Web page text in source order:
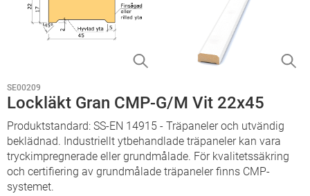
SE00209
Lockläkt Gran CMP-G/M Vit 22x45
Produktstandard: SS-EN 14915 - Träpaneler och utvändig
beklädnad. Industriellt ytbehandlade träpaneler kan vara
tryckimpregnerade eller grundmålade. För kvalitetssäkring
och certifiering av grundmålade träpaneler finns CMP-
systemet.